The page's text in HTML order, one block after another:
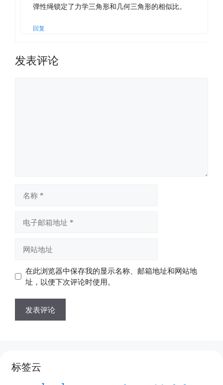
弹性绳锁定了力学三角形和几何三角形的相似比。
回复
发表评论
址
址
在此浏览器中保存我的显示名称、邮箱地址和网站地
址，以便下次评论时使用。
标签云